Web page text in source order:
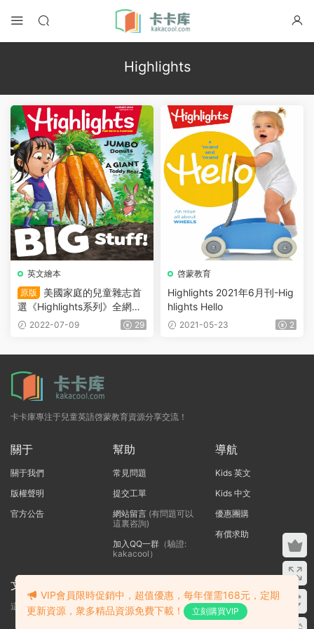
Highlights
英文繪本
原版
美國家庭的兒童雜志首
選《Highlights系列》全網最
全期刊 Highlights Hello、Hig
2022-07-09 29
啓蒙教育
Highlights 2021年6月刊-Hig
hlights Hello
2021-05-23 2
卡卡庫專注于兒童英語啓蒙教育資源分享交流！
關于
關于我們
版權聲明
官方公告
幫助
常見問題
提交工單
網站留言(有問題可以
這裏咨詢)
加入QQ一群（驗證:
kakacool）
導航
Kids 英文
Kids 中文
優惠團購
有償求助
文本标題
這裏輸入代碼
VIP會員限時促銷中，超值優惠，每年僅需168元，定期
更新資源，衆多精品資源免費下載！
立刻購買VIP